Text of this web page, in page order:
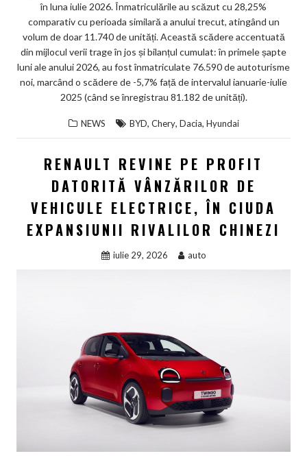
în luna iulie 2026. Înmatriculările au scăzut cu 28,25%
comparativ cu perioada similară a anului trecut, atingând un
volum de doar 11.740 de unități. Această scădere accentuată
din mijlocul verii trage în jos și bilanțul cumulat: în primele șapte
luni ale anului 2026, au fost înmatriculate 76.590 de autoturisme
noi, marcând o scădere de -5,7% față de intervalul ianuarie-iulie
2025 (când se înregistrau 81.182 de unități).
NEWS BYD, Chery, Dacia, Hyundai
RENAULT REVINE PE PROFIT
DATORITĂ VÂNZĂRILOR DE
VEHICULE ELECTRICE, ÎN CIUDA
EXPANSIUNII RIVALILOR CHINEZI
iulie 29, 2026 auto